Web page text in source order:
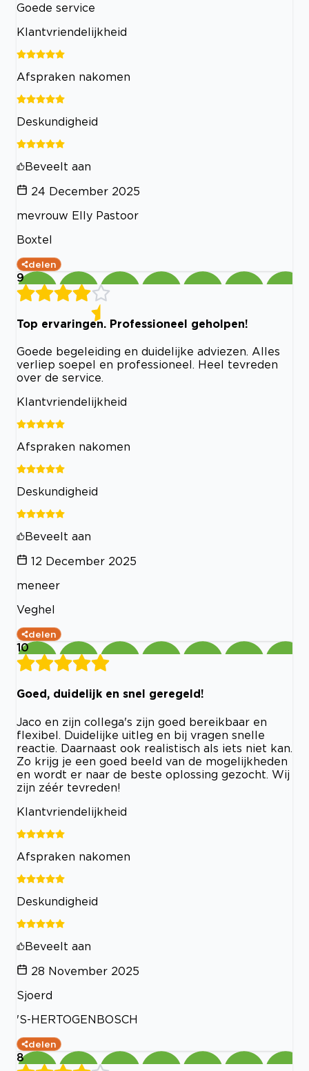
Goede service
Klantvriendelijkheid
Afspraken nakomen
Deskundigheid
Beveelt aan
24 December 2025
mevrouw Elly Pastoor
Boxtel
delen
9
Top ervaringen. Professioneel geholpen!
Goede begeleiding en duidelijke adviezen. Alles
verliep soepel en professioneel. Heel tevreden
over de service.
Klantvriendelijkheid
Afspraken nakomen
Deskundigheid
Beveelt aan
12 December 2025
meneer
Veghel
delen
10
Goed, duidelijk en snel geregeld!
Jaco en zijn collega's zijn goed bereikbaar en
flexibel. Duidelijke uitleg en bij vragen snelle
reactie. Daarnaast ook realistisch als iets niet kan.
Zo krijg je een goed beeld van de mogelijkheden
en wordt er naar de beste oplossing gezocht. Wij
zijn zéér tevreden!
Klantvriendelijkheid
Afspraken nakomen
Deskundigheid
Beveelt aan
28 November 2025
Sjoerd
'S-HERTOGENBOSCH
delen
8